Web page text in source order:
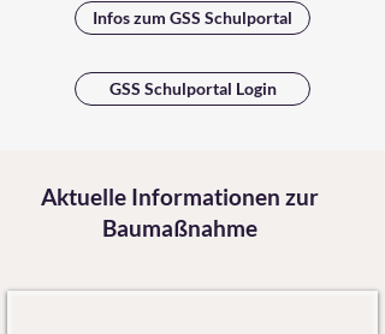
Infos zum GSS Schulportal
GSS Schulportal Login
Aktuelle Informationen zur
Baumaßnahme